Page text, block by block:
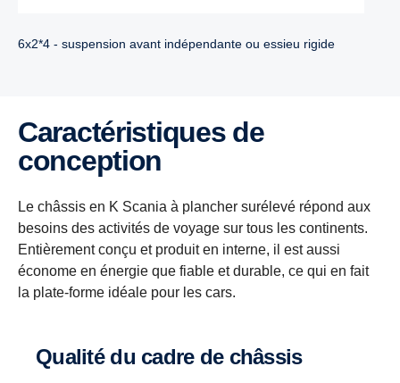
6x2*4 - suspension avant indépendante ou essieu rigide
Caractéristiques de
conception
Le châssis en K Scania à plancher surélevé répond aux
besoins des activités de voyage sur tous les continents.
Entièrement conçu et produit en interne, il est aussi
économe en énergie que fiable et durable, ce qui en fait
la plate-forme idéale pour les cars.
Qualité du cadre de châssis